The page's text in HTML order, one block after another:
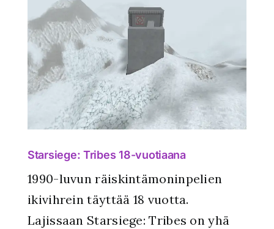
Starsiege: Tribes 18-vuotiaana
1990-luvun räiskintämoninpelien
ikivihrein täyttää 18 vuotta.
Lajissaan Starsiege: Tribes on yhä